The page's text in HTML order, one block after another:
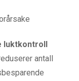
luktkontroll
antall